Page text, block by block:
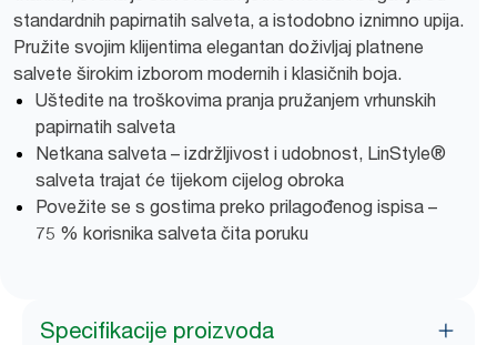
standardnih papirnatih salveta, a istodobno iznimno upija.
Pružite svojim klijentima elegantan doživljaj platnene
salvete širokim izborom modernih i klasičnih boja.
Uštedite na troškovima pranja pružanjem vrhunskih
papirnatih salveta
Netkana salveta – izdržljivost i udobnost, LinStyle®
salveta trajat će tijekom cijelog obroka
Povežite se s gostima preko prilagođenog ispisa –
75 % korisnika salveta čita poruku
Specifikacije proizvoda